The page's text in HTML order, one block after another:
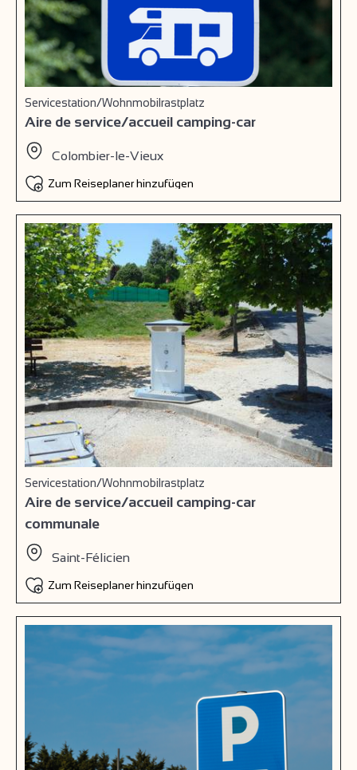
Servicestation/Wohnmobilrastplatz
Aire de service/accueil camping-car
Colombier-le-Vieux
Zum Reiseplaner hinzufügen
Servicestation/Wohnmobilrastplatz
Aire de service/accueil camping-car
communale
Saint-Félicien
Zum Reiseplaner hinzufügen